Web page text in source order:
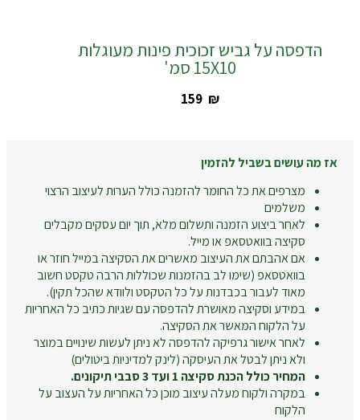
הדפסה על גביש זכוכית פינות מעוגלות
15X10 סמ'
‎159 ₪
אז מה עושים בשביל להזמין
מצרפים את כל החומר להזמנה כולל הערות לעיצוב הרצוי
משלמים
לאחר ביצוע הזמנה ותשלום מלא, תוך יום עסקים מקבלים
סקיצה בוואטסאפ או מייל.
אם אהבתם את העיצוב מאשרים את הסקיצה במייל חוזר או
בוואטסאפ (שימו לב בהזמנות שכוללות הרבה טקסט חשוב
מאוד לעבור בכבדנות על כל הטקסט ולוודא שהכל תקין).
במידע וסקיצה מאושרת להדפסה עם שגיות כתיב כל האחריות
על הלקוח המאשר את הסקיצה.
לאחר אישור גרפיקה להדפסה לא ניתן לעשות שינויים במוצר
ולא ניתן לבטל את העיסקה (לינק למדיניות ביטולים)
המחיר כולל הכנת סקיצה 1 ועד 3 סבבי תיקונים.
במקרה ולקוח מעלה עיצוב מוכן כל האחריות על העצוב על
הלקוח